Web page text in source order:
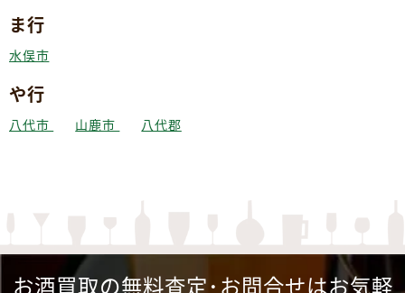
ま行
水俣市
や行
八代市 山鹿市 八代郡
お酒買取の無料査定･お問合せはお気軽